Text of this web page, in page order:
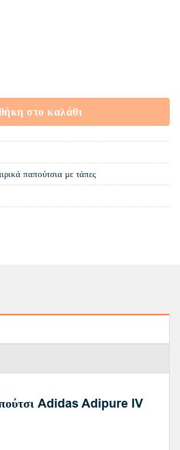
TRX SG ποσότητα
στο καλάθι
παπούτσια με τάπες
Adidas Adipure IV